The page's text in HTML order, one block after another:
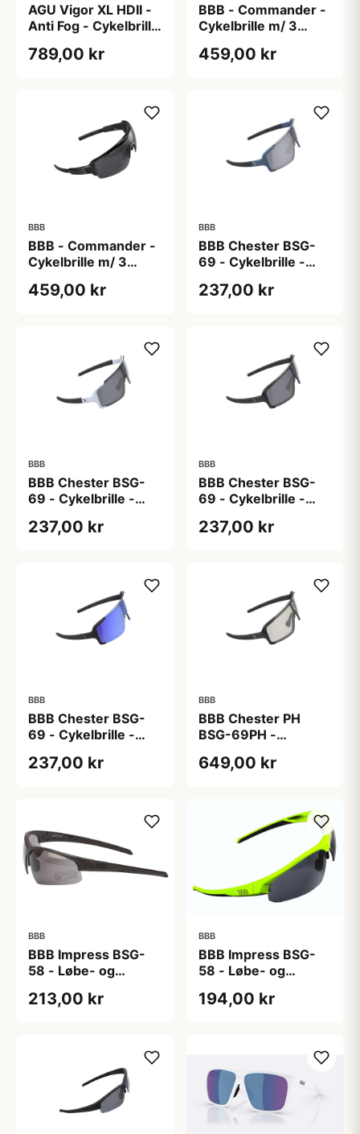
AGU Vigor XL HDII -
Anti Fog - Cykelbrille
789,00 kr
BBB - Commander -
Cykelbrille m/ 3
459,00 kr
BBB
BBB - Commander -
Cykelbrille m/ 3
459,00 kr
BBB
BBB Chester BSG-
69 - Cykelbrille -
linse - Matblå
237,00 kr
BBB
BBB Chester BSG-
69 - Cykelbrille -
linse - Mathvid
237,00 kr
BBB
BBB Chester BSG-
69 - Cykelbrille -
linse - Sort
237,00 kr
BBB
BBB Chester BSG-
69 - Cykelbrille -
linse - Sort med blå
237,00 kr
BBB
BBB Chester PH
BSG-69PH -
Fotokromiske linser
649,00 kr
BBB
BBB Impress BSG-
58 - Løbe- og
linser - Matsort
213,00 kr
BBB
BBB Impress BSG-
58 - Løbe- og
linser - Neongul
194,00 kr